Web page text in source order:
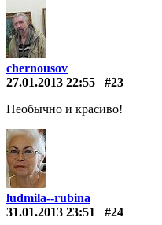
chernousov
27.01.2013 22:55
#23
Необычно и красиво!
ludmila--rubina
31.01.2013 23:51
#24